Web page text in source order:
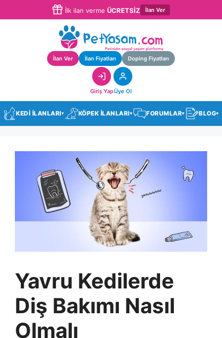
İlk ilan verme ÜCRETSİZ İlan Ver
İlan Ver İlan Fiyatları Doping Fiyatları
Giriş YapÜye Ol
KEDİ İLANLARI▾ KÖPEK İLANLARI▾ FORUMLAR▾ BLOG▾
Yavru Kedilerde
Diş Bakımı Nasıl
Olmalı